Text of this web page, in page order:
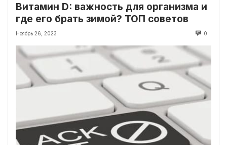
Витамин D: важность для организма и
где его брать зимой? ТОП советов
Ноябрь 26, 2023 0